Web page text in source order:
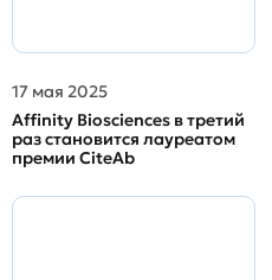
17 мая 2025
Affinity Biosciences в третий
раз становится лауреатом
премии CiteAb